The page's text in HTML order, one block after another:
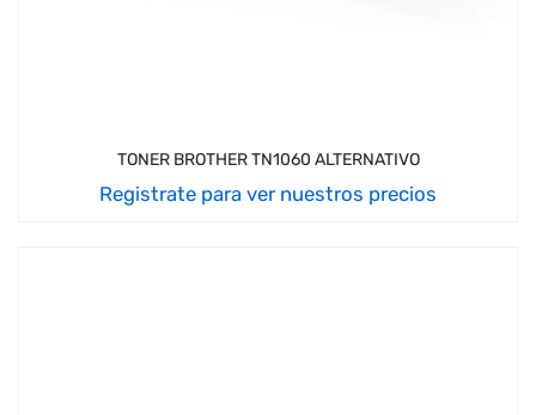
TONER BROTHER TN1060 ALTERNATIVO
Registrate para ver nuestros precios